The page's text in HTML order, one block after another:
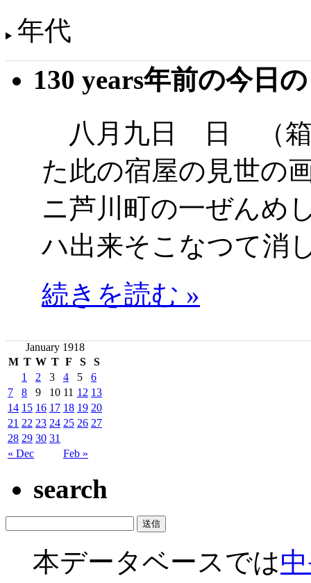
年代
130 years年前の今日
八月九日 日 （箱
た此の宿屋の見世の
ニ芦川町の一ぜんめ
ハ出来そこなつて消
続きを読む »
January 1918
M T W T F S S
« Dec Feb »
1 2 3 4 5
6
7
8 9 10 11 12 13
14 15 16 17 18 19 20
21 22 23 24 25 26 27
28 29 30 31
search
本データベースでは